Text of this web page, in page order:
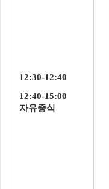
12:30-12:40
12:40-15:00
자유중식